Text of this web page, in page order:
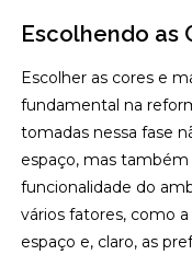
Escolhendo as
Escolher as cores e
fundamental na
tomadas nessa fase
espaço, mas
funcionalidade do
vários fatores, como
espaço e, claro, as